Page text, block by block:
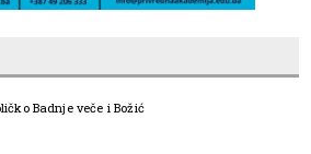
Badnje veče i Božić